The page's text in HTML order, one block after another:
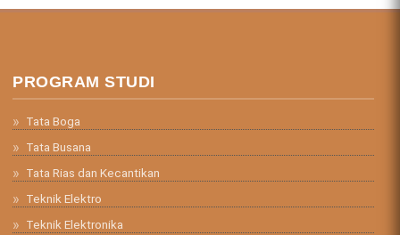
PROGRAM STUDI
Tata Boga
Tata Busana
Tata Rias dan Kecantikan
Teknik Elektro
Teknik Elektronika